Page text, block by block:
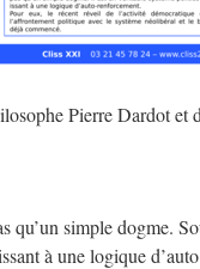
Pierre Dardot
qu’un simple dogme.
à une logique